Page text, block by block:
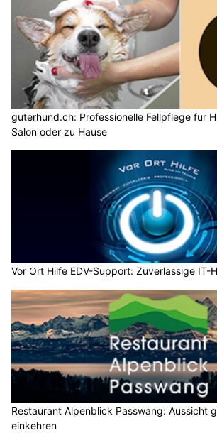
guterhund.ch: Professionelle Fellpflege für
Salon oder zu Hause
Vor Ort Hilfe EDV-Support: Zuverlässige IT-
Restaurant Alpenblick Passwang: Aussicht
einkehren